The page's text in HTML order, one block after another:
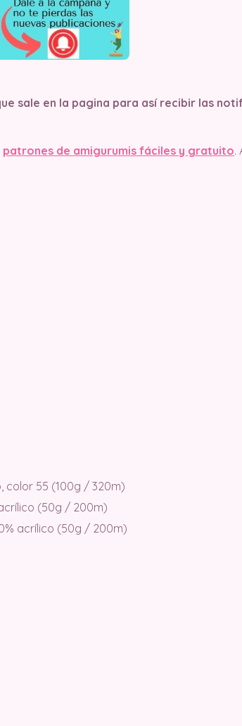
sale en la pagina para así recibir las
patrones de amigurumis fáciles y gratuito.
color 55 (100g / 320m)
(50g / 200m)
acrílico (50g / 200m)